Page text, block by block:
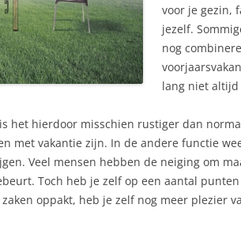
voor je gezin,
jezelf.
nog
lang niet
het hierdoor misschien rustiger dan
met vakantie zijn. In de andere functie
Veel mensen hebben de neiging om
Toch heb je zelf op een aantal
oppakt, heb je zelf nog meer plezier